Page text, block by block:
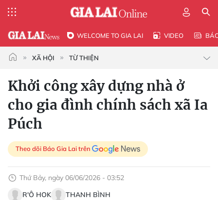
WELCOME TO GIA LAI VIDEO
XÃ HỘI TỪ THIỆN
Khởi công xây dựng nhà ở
cho gia đình chính sách xã Ia
Púch
Theo dõi Báo Gia Lai trên
Thứ Bảy, ngày 06/06/2026 - 03:52
R'Ô HOK
THANH BÌNH